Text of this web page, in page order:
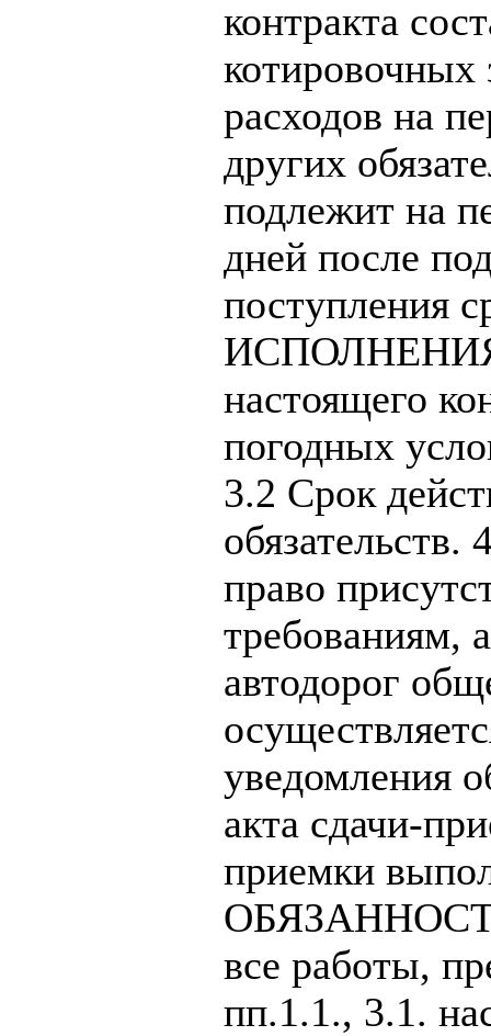
контракта
расходов на
других
подлежит на
дней после
поступления
ИСПОЛНЕНИЯ
настоящего
погодных
3.2 Срок
право
требованиям,
автодорог
уведомления
акта сдачи-
приемки
ОБЯЗАННОСТИ
все работы,
пп.1.1., 3.1.